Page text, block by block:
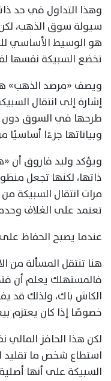
وهذا التداول في حد
سيولة سوق الذهب،
هو الوسيط الأساسي
تخضع السبيكة نفسها
ويصف «مرصد الذهب»
إشارة إلى انتقال
طرحها في السوق دون
وبياناتها جزءًا أساسيًا
ويؤكد وليد فاروق أن
ذاتها، لكنها تجعل
مرات انتقال السبيكة
تعتمد على الغلاف
عندما يصبح الحفاظ
هنا تنتقل المسألة من
فالمستهلك يعلم أن
الكاش باك، ولذلك قد
خصوصًا إذا كان يعتزم
لكن هذا الحافز
استطاع شخص ما تقليد
السبيكة على أنها